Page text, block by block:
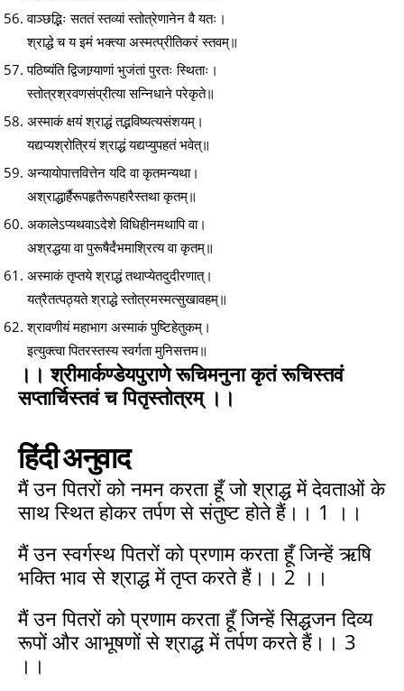
वाञ्छद्भिः सततं स्तव्यां स्तोत्रेणानेन वै यतः।
श्राद्धे च य इमं भक्त्या अस्मत्प्रीतिकरं स्तवम्॥
पठिष्यंति द्विजाग्र्याणां भुजंतां पुरतः स्थिताः।
स्तोत्रश्रवणसंप्रीत्या सन्निधाने परेकृते॥
अस्माकं क्षयं श्राद्धं तद्भविष्यत्यसंशयम्।
यद्यप्यश्रोत्रियं श्राद्धं यद्यप्युपहतं भवेत्॥
अन्यायोपात्तवित्तेन यदि वा कृतमन्यथा।
अश्राद्धार्हैरूपहृतैरूपहारैस्तथा कृतम्॥
अकालेऽप्यथवाऽदेशे विधिहीनमथापि वा।
अश्रद्धया वा पुरूषैर्दंभमाश्रित्य वा कृतम्॥
अस्माकं तृप्तये श्राद्धं तथाप्येतदुदीरणात्।
यत्रैतत्पठ्यते श्राद्धे स्तोत्रमस्मत्सुखावहम्॥
श्रावणीयं महाभाग अस्माकं पुष्टिहेतुकम्।
इत्युक्त्वा पितरस्तस्य स्वर्गता मुनिसत्तम॥
।। श्रीमार्कण्डेयपुराणे रूचिमनुना कृतं रूचिस्तवं
सप्तार्चिस्तवं च पितृस्तोत्रम् ।।
हिंदी अनुवाद
मैं उन पितरों को नमन करता हूँ जो श्राद्ध में देवताओं के
साथ स्थित होकर तर्पण से संतुष्ट होते हैं।। 1 ।।
मैं उन स्वर्गस्थ पितरों को प्रणाम करता हूँ जिन्हें ऋषि
भक्ति भाव से श्राद्ध में तृप्त करते हैं।। 2 ।।
मैं उन पितरों को प्रणाम करता हूँ जिन्हें सिद्धजन दिव्य
रूपों और आभूषणों से श्राद्ध में तर्पण करते हैं।। 3
।।